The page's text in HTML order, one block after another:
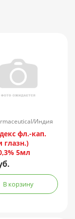
Индия
фл.-кап.
глазн.)
5мл
В корзину